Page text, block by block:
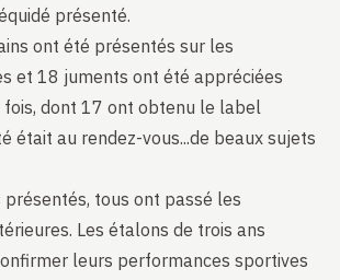
présenté.
ont été présentés sur les
et 18 juments ont été appréciées
dont 17 ont obtenu le label
était au rendez-vous...de beaux sujets
tous ont passé les
Les étalons de trois ans
leurs performances sportives